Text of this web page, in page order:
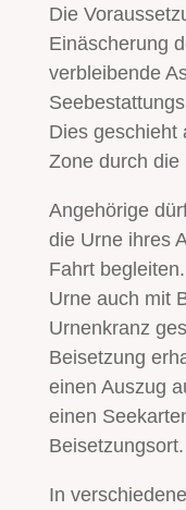
Die
Einäscherung
verbleibende
Dies geschieht
Zone durch die
Angehörige
die Urne ihres
Fahrt
Urne auch mit
Urnenkranz
Beisetzung
einen Auszug
einen
Beisetzungsort.
In